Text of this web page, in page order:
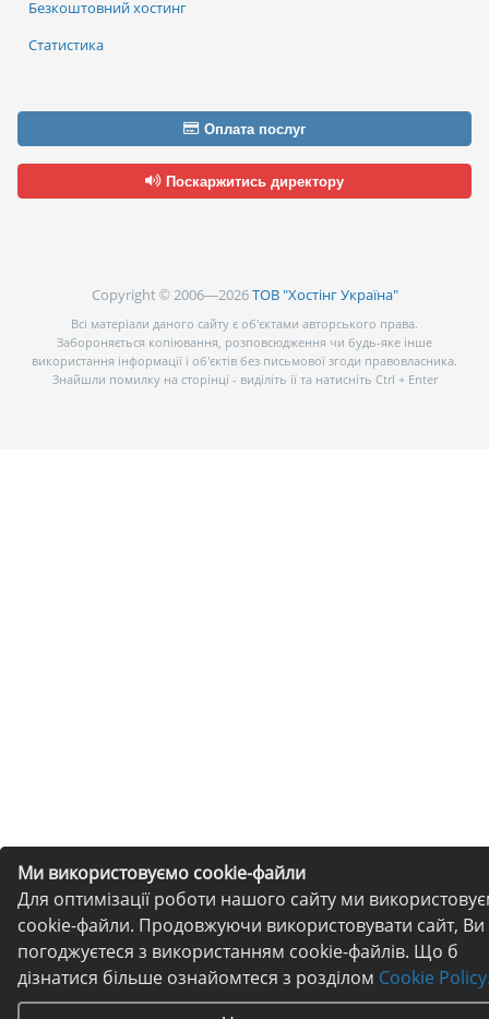
Ми використовуємо cookie-файли
Для оптимізації роботи нашого сайту ми
cookie-файли. Продовжуючи використовувати сайт, Ви
погоджуєтеся з використанням cookie-файлів. Що б
дізнатися більше ознайомтеся з розділом Cookie
Безкоштовний хостинг
Статистика
Оплата послуг
Поскаржитись директору
Copyright © 2006—2026ТОВ "Хостінг Україна"
Всі матеріали даного сайту є об’єктами авторського права.
Забороняється копіювання, розповсюдження чи будь-яке інше
використання інформації і об’єктів без письмової згоди правовласника.
Знайшли помилку на сторінці - виділіть її та натисніть Ctrl + Enter